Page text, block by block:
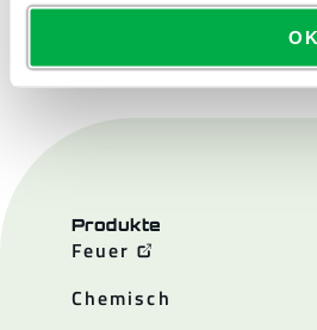
OK
KONTAKT
Produkte
Feuer
Chemisch